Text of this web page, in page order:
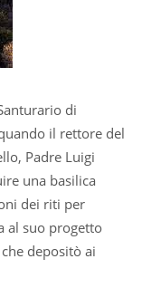
di
il rettore del
Padre Luigi
una basilica
dei riti per
al suo progetto
depositò ai